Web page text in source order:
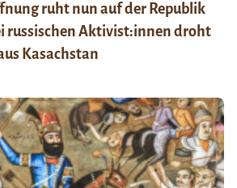
ruht nun auf der Republik
russischen Aktivist:innen droht
Kasachstan